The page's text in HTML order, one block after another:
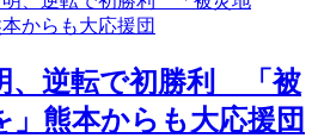
、逆転で初勝利 「被
」熊本からも大応援団